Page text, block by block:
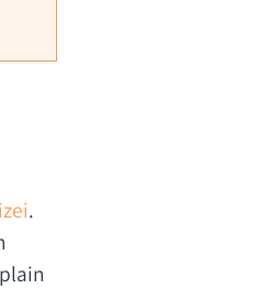
.